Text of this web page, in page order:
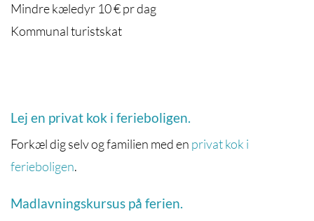
Mindre kæledyr 10 € pr dag
Kommunal turistskat
Lej en privat kok i ferieboligen.
Forkæl dig selv og familien med en privat kok i
ferieboligen.
Madlavningskursus på ferien.